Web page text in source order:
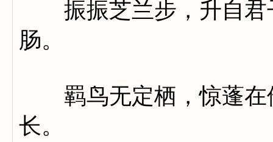
振振芝兰步，升自君
肠。
羁鸟无定栖，惊蓬在
长。